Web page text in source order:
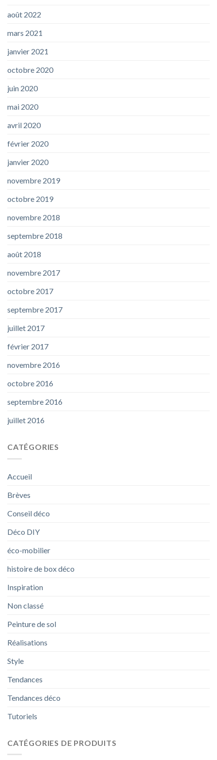
août 2022
mars 2021
janvier 2021
octobre 2020
juin 2020
mai 2020
avril 2020
février 2020
janvier 2020
novembre 2019
octobre 2019
novembre 2018
septembre 2018
août 2018
novembre 2017
octobre 2017
septembre 2017
juillet 2017
février 2017
novembre 2016
octobre 2016
septembre 2016
juillet 2016
CATÉGORIES
Accueil
Brèves
Conseil déco
Déco DIY
éco-mobilier
histoire de box déco
Inspiration
Non classé
Peinture de sol
Réalisations
Style
Tendances
Tendances déco
Tutoriels
CATÉGORIES DE PRODUITS